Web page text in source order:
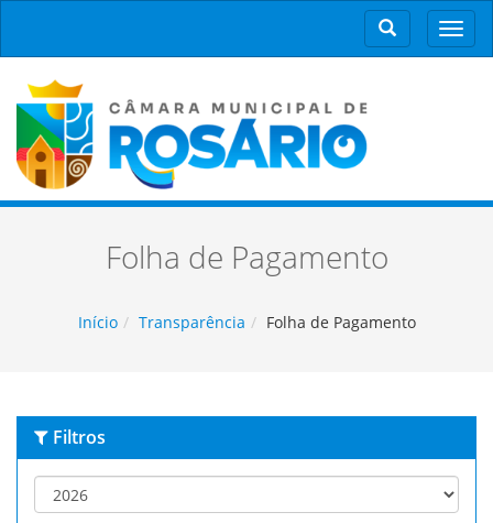
Folha de Pagamento
Início Transparência Folha de Pagamento
Filtros